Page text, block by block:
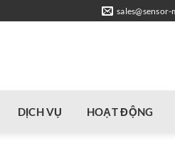
DỊCH VỤ HOẠT ĐỘNG